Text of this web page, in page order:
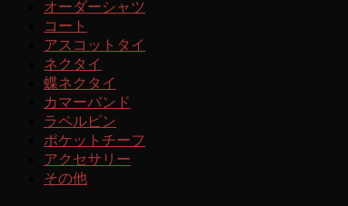
オーダーシャツ
コート
アスコットタイ
ネクタイ
蝶ネクタイ
カマーバンド
ラペルピン
ポケットチーフ
アクセサリー
その他